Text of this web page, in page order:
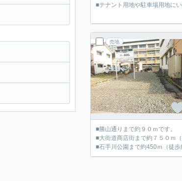
■テナント用地や駐車場用地にい
売地
■勝山通りまで約９０ｍです。
■大街道商店街まで約７５０ｍ
■石手川公園まで約450ｍ（徒歩